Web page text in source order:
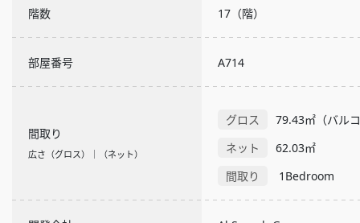
階数 17（階）
部屋番号 A714
間取り
広さ（グロス）｜（ネット）
グロス
79.43㎡（バルコ
ネット
62.03㎡
間取り
1Bedroom